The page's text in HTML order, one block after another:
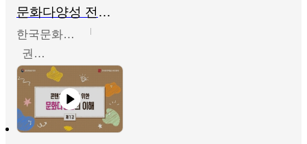
문화다양성 전문인력 양성 기본과정 - 문화다양성의 이해
한국문화예술교육진흥원
권숙인 외 8명